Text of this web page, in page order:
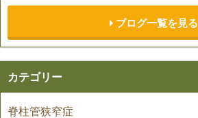
ブログ一覧を見る
カテゴリー
脊柱管狭窄症